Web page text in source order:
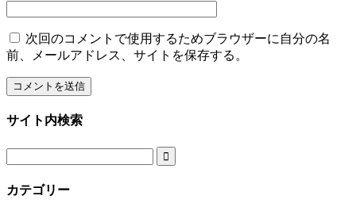
次回のコメントで使用するためブラウザーに自分の名
前、メールアドレス、サイトを保存する。
サイト内検索

カテゴリー